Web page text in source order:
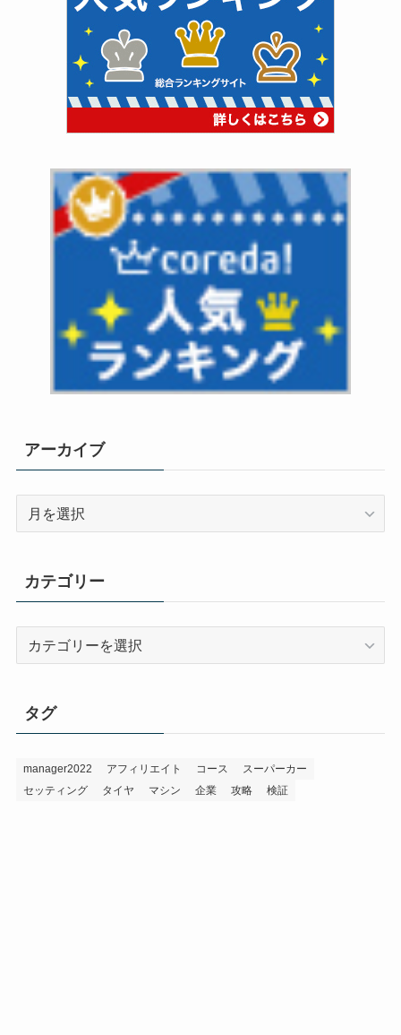
アーカイブ
ブ
カテゴリー
ー
タグ
manager2022 アフィリエイト コース
スーパーカー
セッティング
タイヤ マシン 企業 攻略 検証